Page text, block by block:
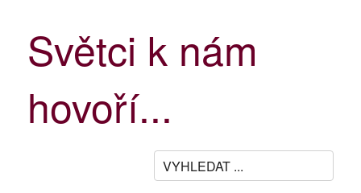
Světci k nám
hovoří...